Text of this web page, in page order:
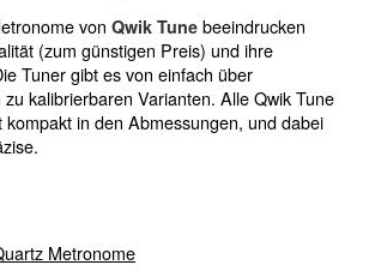
von Qwik Tune beeindrucken
(zum günstigen Preis) und ihre
Tuner gibt es von einfach über
kalibrierbaren Varianten. Alle Qwik Tune
in den Abmessungen, und dabei
Metronome